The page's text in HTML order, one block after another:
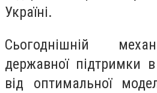
Україні.
Сьогоднішній
державної підтримки
від оптимальної